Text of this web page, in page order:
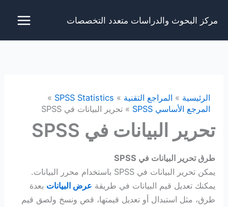
مركز البحوث والدراسات متعدد التخصصات
الرئيسية المراجع التقنية
SPSS Statistics
المرجع الأساسي SPSS
تحرير البيانات في SPSS
تحرير البيانات في SPSS
طرق تحرير البيانات في SPSS
يمكن تحرير البيانات في SPSS باستخدام محرر البيانات.
يمكنك تعديل قيم البيانات في طريقة عرض البيانات بعدة
طرق، مثل استبدال أو تعديل قيمتها، قص ونسخ ولصق قيم